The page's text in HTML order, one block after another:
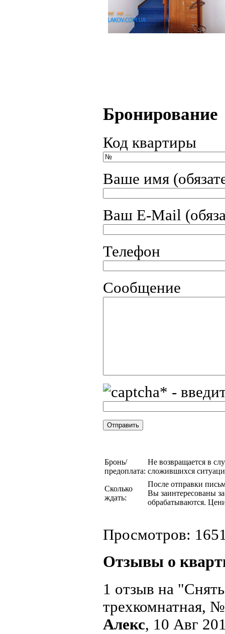
Бронирование
Код квартиры
Ваше имя
Ваш E-Mail
Телефон
Сообщение
* -
Бронь/
предоплата:
Не возвращается в
сложившихся
Сколько
ждать:
После отправки
Вы заинтересованы
обрабатываются.
Просмотров:
Отзывы о
1 отзыв на
трехкомнатная,
Алекс, 10 Авг